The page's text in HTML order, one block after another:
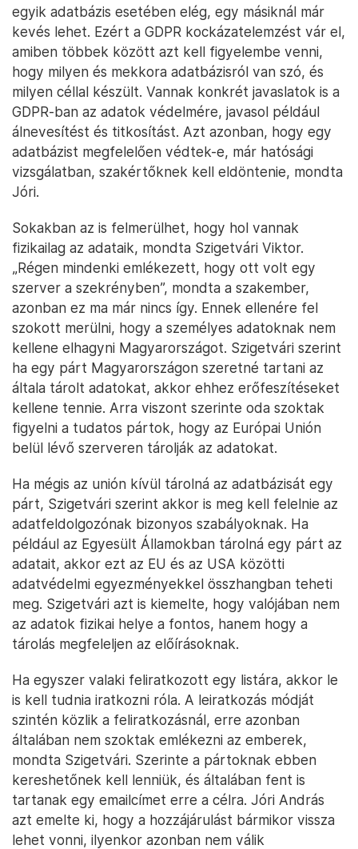
egyik adatbázis esetében elég, egy másiknál már
kevés lehet. Ezért a GDPR kockázatelemzést vár el,
amiben többek között azt kell figyelembe venni,
hogy milyen és mekkora adatbázisról van szó, és
milyen céllal készült. Vannak konkrét javaslatok is a
GDPR-ban az adatok védelmére, javasol például
álnevesítést és titkosítást. Azt azonban, hogy egy
adatbázist megfelelően védtek-e, már hatósági
vizsgálatban, szakértőknek kell eldöntenie, mondta
Jóri.
Sokakban az is felmerülhet, hogy hol vannak
fizikailag az adataik, mondta Szigetvári Viktor.
„Régen mindenki emlékezett, hogy ott volt egy
szerver a szekrényben”, mondta a szakember,
azonban ez ma már nincs így. Ennek ellenére fel
szokott merülni, hogy a személyes adatoknak nem
kellene elhagyni Magyarországot. Szigetvári szerint
ha egy párt Magyarországon szeretné tartani az
általa tárolt adatokat, akkor ehhez erőfeszítéseket
kellene tennie. Arra viszont szerinte oda szoktak
figyelni a tudatos pártok, hogy az Európai Unión
belül lévő szerveren tárolják az adatokat.
Ha mégis az unión kívül tárolná az adatbázisát egy
párt, Szigetvári szerint akkor is meg kell felelnie az
adatfeldolgozónak bizonyos szabályoknak. Ha
például az Egyesült Államokban tárolná egy párt az
adatait, akkor ezt az EU és az USA közötti
adatvédelmi egyezményekkel összhangban teheti
meg. Szigetvári azt is kiemelte, hogy valójában nem
az adatok fizikai helye a fontos, hanem hogy a
tárolás megfeleljen az előírásoknak.
Ha egyszer valaki feliratkozott egy listára, akkor le
is kell tudnia iratkozni róla. A leiratkozás módját
szintén közlik a feliratkozásnál, erre azonban
általában nem szoktak emlékezni az emberek,
mondta Szigetvári. Szerinte a pártoknak ebben
kereshetőnek kell lenniük, és általában fent is
tartanak egy emailcímet erre a célra. Jóri András
azt emelte ki, hogy a hozzájárulást bármikor vissza
lehet vonni, ilyenkor azonban nem válik